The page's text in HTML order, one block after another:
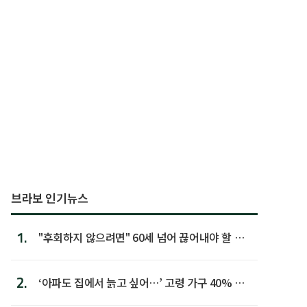
브라보 인기뉴스
1.
"후회하지 않으려면" 60세 넘어 끊어내야 할 사
2.
‘아파도 집에서 늙고 싶어…’ 고령 가구 40% 노